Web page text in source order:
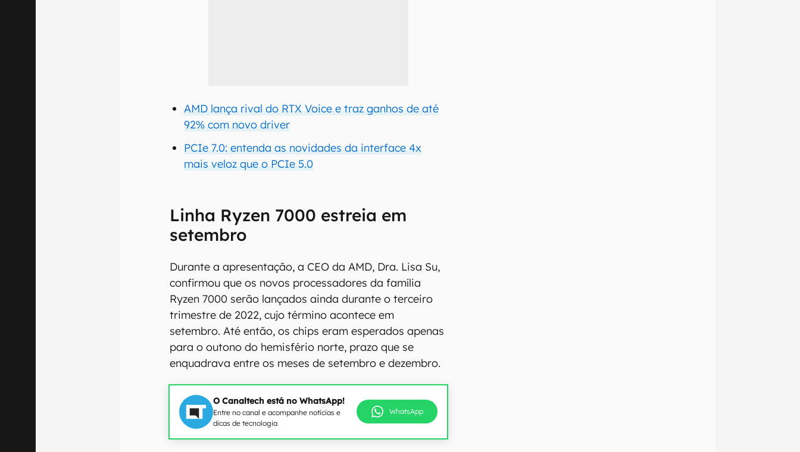
AMD lança rival do RTX Voice e traz ganhos de até
92% com novo driver
PCIe 7.0: entenda as novidades da interface 4x
mais veloz que o PCIe 5.0
Linha Ryzen 7000 estreia em
setembro
Durante a apresentação, a CEO da AMD, Dra. Lisa Su,
confirmou que os novos processadores da família
Ryzen 7000 serão lançados ainda durante o terceiro
trimestre de 2022, cujo término acontece em
setembro. Até então, os chips eram esperados apenas
para o outono do hemisfério norte, prazo que se
enquadrava entre os meses de setembro e dezembro.
O Canaltech está no WhatsApp!
Entre no canal e acompanhe notícias e
dicas de tecnologia
WhatsApp